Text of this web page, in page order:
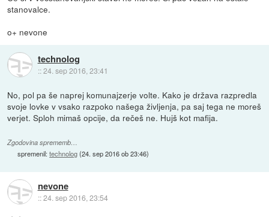
stanovalce.
o+ nevone
technolog
::24. sep 2016, 23:41
No, pol pa še naprej komunajzerje volte. Kako je država razpredla
svoje lovke v vsako razpoko našega življenja, pa saj tega ne moreš
verjet. Sploh mimaš opcije, da rečeš ne. Hujš kot mafija.
Zgodovina sprememb…
spremenil:technolog(24. sep 2016 ob 23:46)
nevone
::24. sep 2016, 23:54